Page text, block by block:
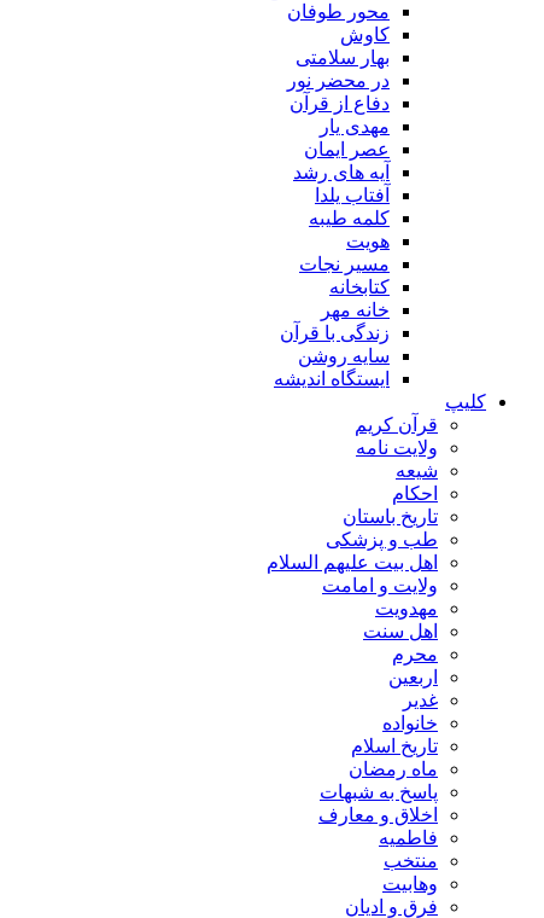
محور طوفان
کاوش
بهار سلامتی
در محضر نور
دفاع از قرآن
مهدی یار
عصر ایمان
آیه های رشد
آفتاب یلدا
کلمه طیبه
هویت
مسیر نجات
کتابخانه
خانه مهر
زندگی با قرآن
سایه روشن
ایستگاه اندیشه
کلیپ
قرآن کریم
ولایت نامه
شیعه
احکام
تاریخ باستان
طب و پزشکی
اهل بیت علیهم السلام
ولایت و امامت
مهدویت
اهل سنت
محرم
اربعین
غدیر
خانواده
تاریخ اسلام
ماه رمضان
پاسخ به شبهات
اخلاق و معارف
فاطمیه
منتخب
وهابیت
فرق و ادیان